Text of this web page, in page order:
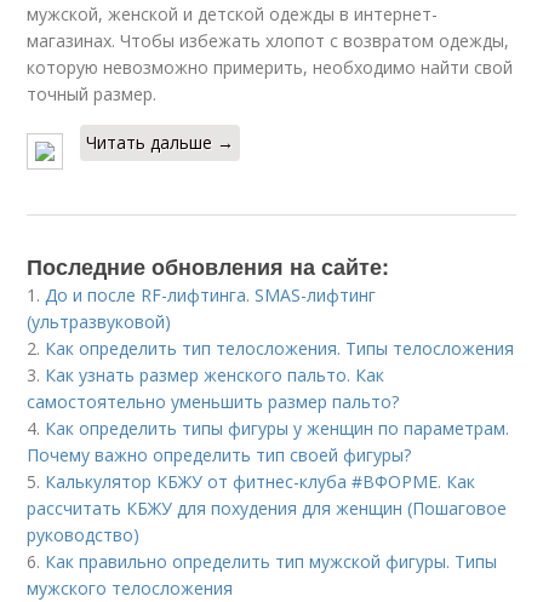
мужской, женской и детской одежды в интернет-
магазинах. Чтобы избежать хлопот с возвратом одежды,
которую невозможно примерить, необходимо найти свой
точный размер.
Читать дальше →
Последние обновления на сайте:
1.До и после RF-лифтинга. SMAS-лифтинг
(ультразвуковой)
2. Как определить тип телосложения. Типы телосложения
3. Как узнать размер женского пальто. Как
самостоятельно уменьшить размер пальто?
4. Как определить типы фигуры у женщин по параметрам.
Почему важно определить тип своей фигуры?
5. Калькулятор КБЖУ от фитнес-клуба #ВФОРМЕ. Как
рассчитать КБЖУ для похудения для женщин (Пошаговое
руководство)
6. Как правильно определить тип мужской фигуры. Типы
мужского телосложения